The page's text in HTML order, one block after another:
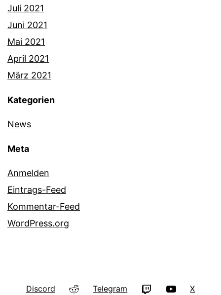
Juli 2021
Juni 2021
Mai 2021
April 2021
März 2021
Kategorien
News
Meta
Anmelden
Eintrags-Feed
Kommentar-Feed
WordPress.org
Discord RedditTelegram Twitch YouTube
X